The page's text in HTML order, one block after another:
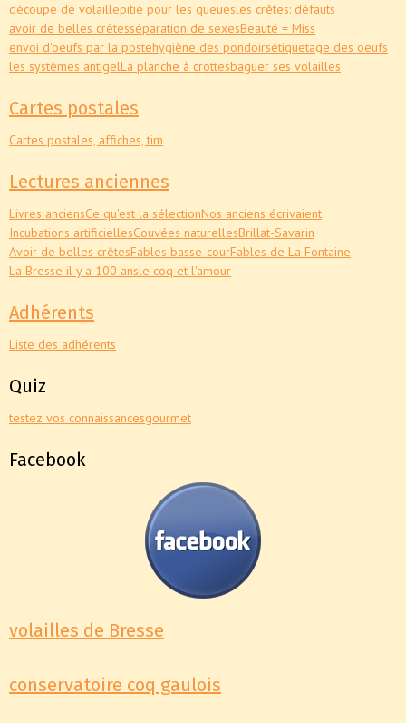
découpe de volaillepitié pour les queuesles crêtes: défauts
avoir de belles crêtesséparation de sexesBeauté = Miss
envoi d'oeufs par la postehygiène des pondoirsétiquetage des oeufs
les systèmes antigelLa planche à crottesbaguer ses volailles
Cartes postales
Cartes postales, affiches, tim
Lectures anciennes
Livres anciensCe qu'est la sélectionNos anciens écrivaient
Incubations artificiellesCouvées naturellesBrillat-Savarin
Avoir de belles crêtesFables basse-courFables de La Fontaine
La Bresse il y a 100 ansle coq et l'amour
Adhérents
Liste des adhérents
Quiz
testez vos connaissancesgourmet
Facebook
volailles de Bresse
conservatoire coq gaulois